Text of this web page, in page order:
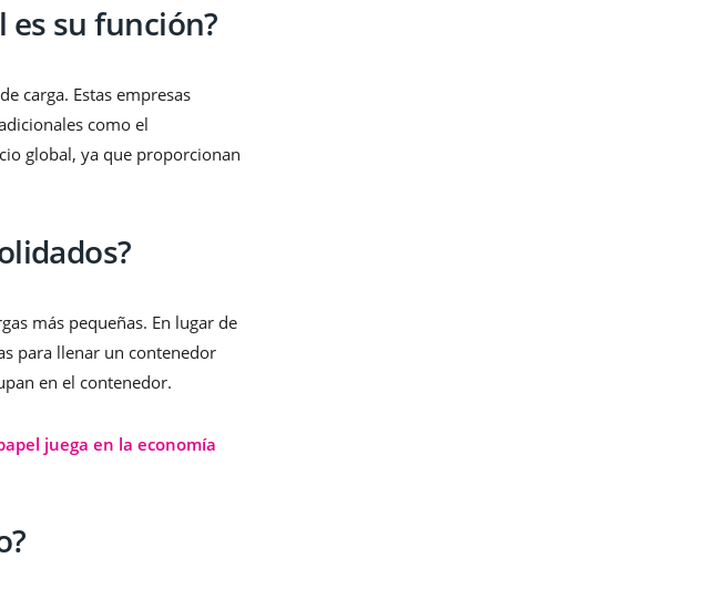
su función?
carga. Estas empresas
como el
global, ya que proporcionan
más pequeñas. En lugar de
para llenar un contenedor
en el contenedor.
juega en la economía